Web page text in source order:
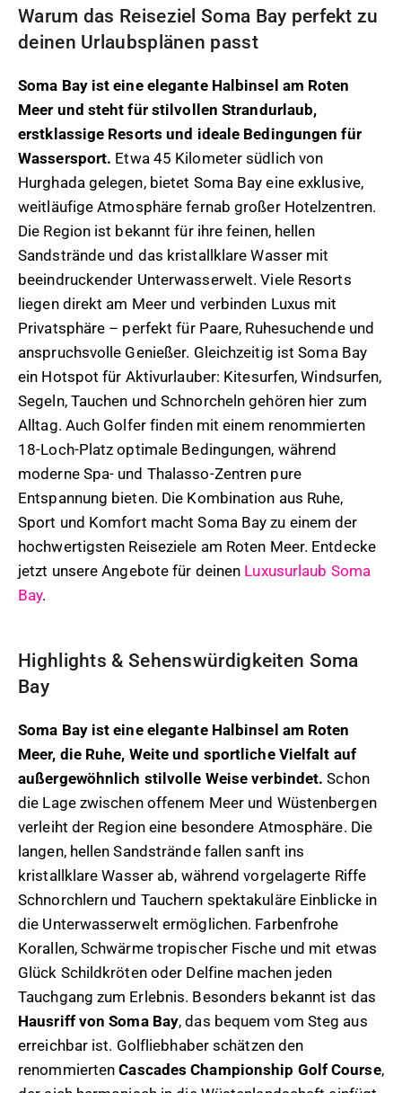
Warum das Reiseziel Soma Bay perfekt zu
deinen Urlaubsplänen passt
Soma Bay ist eine elegante Halbinsel am Roten
Meer und steht für stilvollen Strandurlaub,
erstklassige Resorts und ideale Bedingungen für
Wassersport. Etwa 45 Kilometer südlich von
Hurghada gelegen, bietet Soma Bay eine exklusive,
weitläufige Atmosphäre fernab großer Hotelzentren.
Die Region ist bekannt für ihre feinen, hellen
Sandstrände und das kristallklare Wasser mit
beeindruckender Unterwasserwelt. Viele Resorts
liegen direkt am Meer und verbinden Luxus mit
Privatsphäre – perfekt für Paare, Ruhesuchende und
anspruchsvolle Genießer. Gleichzeitig ist Soma Bay
ein Hotspot für Aktivurlauber: Kitesurfen, Windsurfen,
Segeln, Tauchen und Schnorcheln gehören hier zum
Alltag. Auch Golfer finden mit einem renommierten
18-Loch-Platz optimale Bedingungen, während
moderne Spa- und Thalasso-Zentren pure
Entspannung bieten. Die Kombination aus Ruhe,
Sport und Komfort macht Soma Bay zu einem der
hochwertigsten Reiseziele am Roten Meer. Entdecke
jetzt unsere Angebote für deinen Luxusurlaub Soma
Bay.
Highlights & Sehenswürdigkeiten Soma
Bay
Soma Bay ist eine elegante Halbinsel am Roten
Meer, die Ruhe, Weite und sportliche Vielfalt auf
außergewöhnlich stilvolle Weise verbindet. Schon
die Lage zwischen offenem Meer und Wüstenbergen
verleiht der Region eine besondere Atmosphäre. Die
langen, hellen Sandstrände fallen sanft ins
kristallklare Wasser ab, während vorgelagerte Riffe
Schnorchlern und Tauchern spektakuläre Einblicke in
die Unterwasserwelt ermöglichen. Farbenfrohe
Korallen, Schwärme tropischer Fische und mit etwas
Glück Schildkröten oder Delfine machen jeden
Tauchgang zum Erlebnis. Besonders bekannt ist das
Hausriff von Soma Bay, das bequem vom Steg aus
erreichbar ist. Golfliebhaber schätzen den
renommiertenCascades Championship Golf Course,